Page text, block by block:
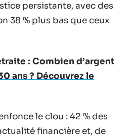
persistante, avec des
38 % plus bas que ceux
: Combien d’argent
ans ? Découvrez le
le clou : 42 % des
financière et, de